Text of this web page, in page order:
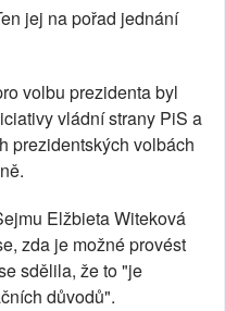
jej na pořad jednání
volbu prezidenta byl
vládní strany PiS a
prezidentských volbách
Elžbieta Witeková
zda je možné provést
sdělila, že to "je
důvodů".